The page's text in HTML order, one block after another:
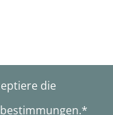
die
.*